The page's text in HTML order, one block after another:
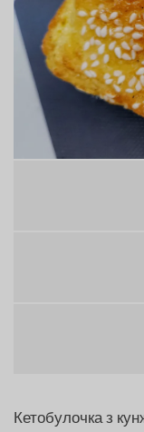
Кетобулочка з